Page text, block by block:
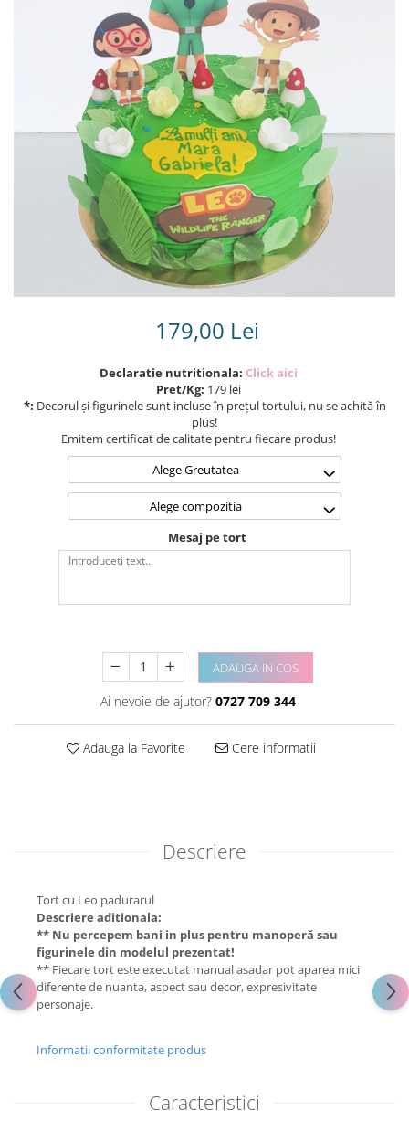
Torturi in frosting- crema pentru
Tortulețe 1.7 kg - 2 kg
179,00 Lei
Declaratie nutritionala: Click aici
Pret/Kg: 179 lei
*: Decorul și figurinele sunt incluse în prețul tortului, nu se achită în
plus!
Emitem certificat de calitate pentru fiecare produs!
Alege Greutatea
Alege compozitia
Mesaj pe tort
ADAUGA IN COS
Ai nevoie de ajutor? 0727 709 344
Adauga la Favorite Cere informatii
Descriere
Tort cu Leo padurarul
Descriere aditionala:
** Nu percepem bani in plus pentru manoperă sau
figurinele din modelul prezentat!
** Fiecare tort este executat manual asadar pot aparea mici
diferente de nuanta, aspect sau decor, expresivitate
personaje.
Informatii conformitate produs
Caracteristici